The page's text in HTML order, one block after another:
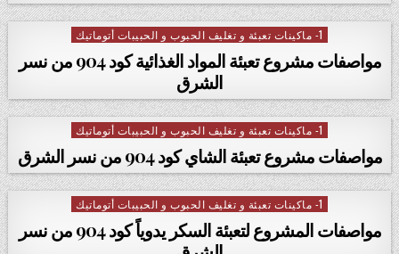
Posted in1- ماكينات تعبئة و تغليف الحبوب و الحبيبات أتوماتيك
مواصفات مشروع تعبئة المواد الغذائية كود 904 من نسر
الشرق
Posted in1- ماكينات تعبئة و تغليف الحبوب و الحبيبات أتوماتيك
مواصفات مشروع تعبئة الشاي كود 904 من نسر الشرق
Posted in1- ماكينات تعبئة و تغليف الحبوب و الحبيبات أتوماتيك
مواصفات المشروع لتعبئة السكر يدوياً كود 904 من نسر